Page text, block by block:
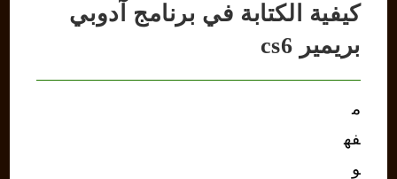
كيفية الكتابة في برنامج آدوبي
بريمير cs6
م
فه
و